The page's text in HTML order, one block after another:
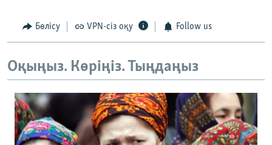
Бөлісу VPN-сіз оқу Follow us
Оқыңыз. Көріңіз. Тыңдаңыз